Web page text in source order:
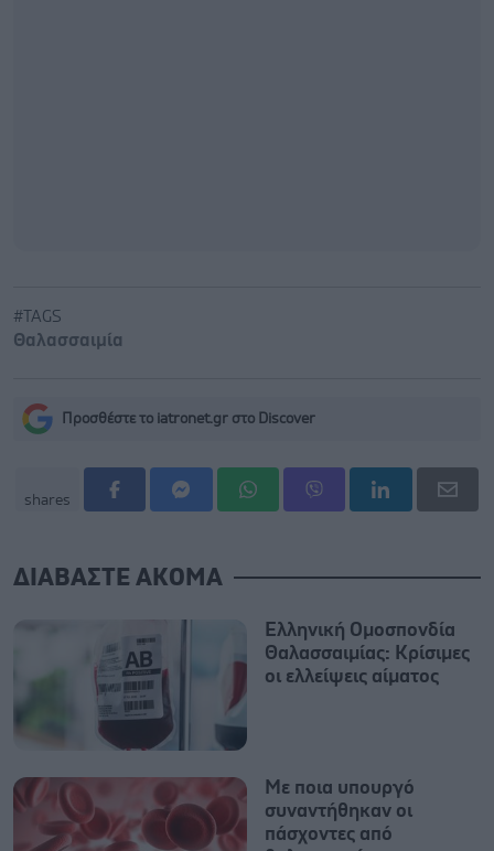
#TAGS
Θαλασσαιμία
Προσθέστε το iatronet.gr στο Discover
shares
ΔΙΑΒΑΣΤΕ ΑΚΟΜΑ
Ελληνική Ομοσπονδία
Θαλασσαιμίας: Κρίσιμες
οι ελλείψεις αίματος
Με ποια υπουργό
συναντήθηκαν οι
πάσχοντες από